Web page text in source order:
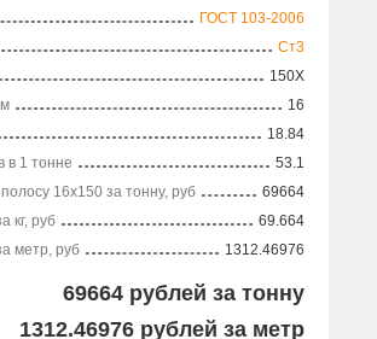
ГОСТ 103-2006
Ст3
150X
16
18.84
в 1 тонне
53.1
16х150 за тонну, руб
69664
кг, руб
69.664
метр, руб
1312.46976
69664 рублей за тонну
1312.46976 рублей за метр